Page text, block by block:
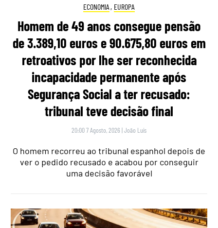
ECONOMIA , EUROPA
Homem de 49 anos consegue pensão
de 3.389,10 euros e 90.675,80 euros em
retroativos por lhe ser reconhecida
incapacidade permanente após
Segurança Social a ter recusado:
tribunal teve decisão final
20:00 7 Agosto, 2026 |João Luís
O homem recorreu ao tribunal espanhol depois de
ver o pedido recusado e acabou por conseguir
uma decisão favorável